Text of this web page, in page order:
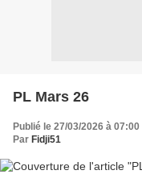
PL Mars 26
Publié le 27/03/2026 à 07:00
Par Fidji51